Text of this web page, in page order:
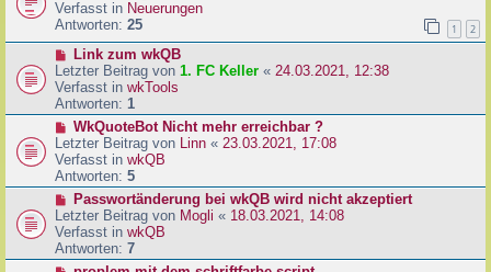
g
i
t
a
g
u
e
r
B
e
i
t
a
g
Verfasst in Neuerungen
Antworten: 25 1 2
N
e
u
e
r
B
e
i
t
a
g
Link zum wkQB
Letzter Beitrag von 1. FC Keller « 24.03.2021, 12:38
Verfasst in wkTools
Antworten: 1
N
e
u
e
r
B
e
i
t
WkQuoteBot Nicht mehr erreichbar ?
Letzter Beitrag von Linn « 23.03.2021, 17:08
Verfasst in wkQB
Antworten: 5
N
e
u
e
r
Passwortänderung bei wkQB wird nicht akzeptiert
Letzter Beitrag von Mogli « 18.03.2021, 14:08
Verfasst in wkQB
Antworten: 7